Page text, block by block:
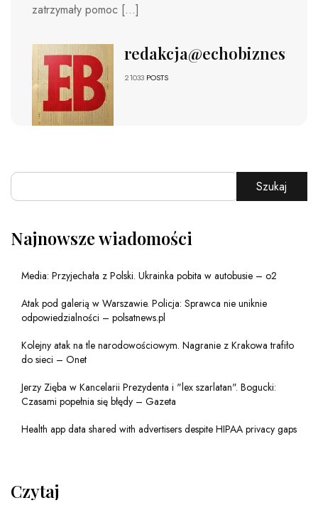
zatrzymały pomoc […]
redakcja@echobiznesu.pl
21033 POSTS
Szukaj
Najnowsze wiadomości
Media: Przyjechała z Polski. Ukrainka pobita w autobusie – o2
Atak pod galerią w Warszawie. Policja: Sprawca nie uniknie
odpowiedzialności – polsatnews.pl
Kolejny atak na tle narodowościowym. Nagranie z Krakowa trafiło
do sieci – Onet
Jerzy Zięba w Kancelarii Prezydenta i "lex szarlatan". Bogucki:
Czasami popełnia się błędy – Gazeta
Health app data shared with advertisers despite HIPAA privacy gaps
Czytaj